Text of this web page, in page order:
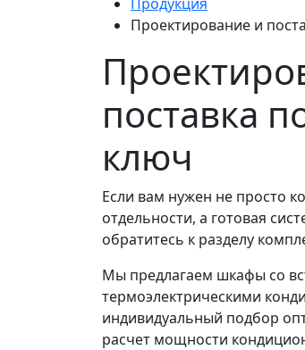
Проектирование и
поставка
ключ
Если вам нужен не просто
отдельности, а готовая
обратитесь к разделу
Мы предлагаем шкафы со
термоэлектрическими
индивидуальный подбор
расчет мощности